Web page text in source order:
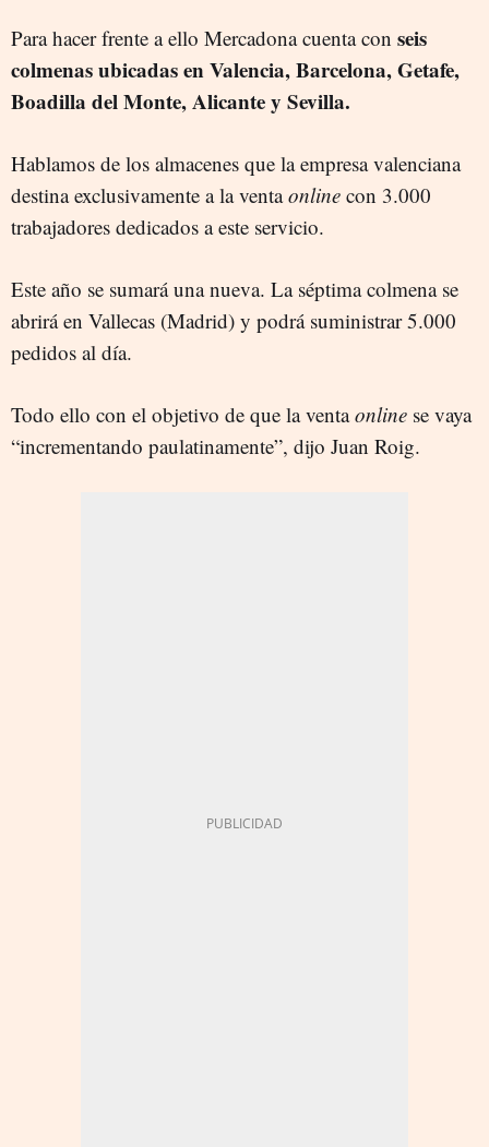
Para hacer frente a ello Mercadona cuenta con seis
colmenas ubicadas en Valencia, Barcelona, Getafe,
Boadilla del Monte, Alicante y Sevilla.
Hablamos de los almacenes que la empresa valenciana
destina exclusivamente a la ventaonline con 3.000
trabajadores dedicados a este servicio.
Este año se sumará una nueva. La séptima colmena se
abrirá en Vallecas (Madrid) y podrá suministrar 5.000
pedidos al día.
Todo ello con el objetivo de que la ventaonline se vaya
“incrementando paulatinamente”, dijo Juan Roig.